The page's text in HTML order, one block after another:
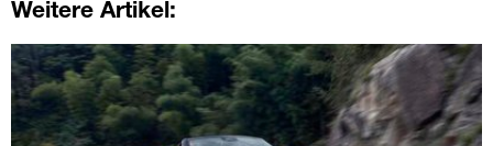
Weitere Artikel: